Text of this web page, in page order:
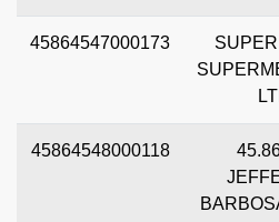
45864547000173
45864548000118